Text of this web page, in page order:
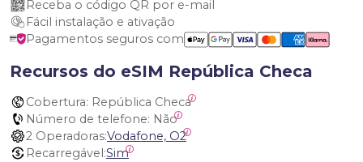
Receba o código QR por e-mail
Fácil instalação e ativação
Pagamentos seguros com
Recursos do eSIM República Checa
Cobertura: República Checa
Número de telefone: Não
2 Operadoras:Vodafone, O2
Recarregável:Sim